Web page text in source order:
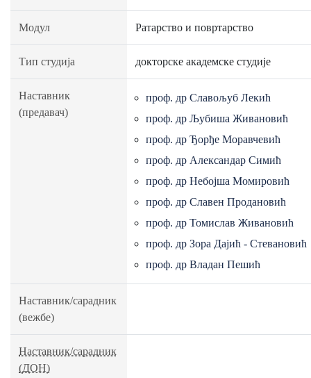
Модул Ратарство и повртарство
Тип студија докторске академске студије
Наставник
(предавач)
проф. др Славољуб Лекић
проф. др Љубиша Живановић
проф. др Ђорђе Моравчевић
проф. др Александар Симић
проф. др Небојша Момировић
проф. др Славен Продановић
проф. др Томислав Живановић
проф. др Зора Дајић - Стевановић
проф. др Владан Пешић
Наставник/сарадник
(вежбе)
Наставник/сарадник
(ДОН)